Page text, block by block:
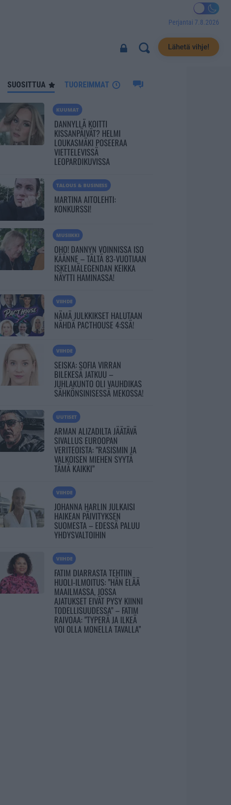
Perjantai 7.8.2026
Lähetä vihje!
SUOSITTUA TUOREIMMAT
KUUMAT
DANNYLLÄ KOITTI
KISSANPÄIVÄT? HELMI
LOUKASMÄKI POSEERAA
VIETTELEVISSÄ
LEOPARDIKUVISSA
TALOUS & BUSINESS
MARTINA AITOLEHTI:
KONKURSSI!
MUSIIKKI
OHO! DANNYN VOINNISSA ISO
KÄÄNNE – TÄLTÄ 83-VUOTIAAN
ISKELMÄLEGENDAN KEIKKA
NÄYTTI HAMINASSA!
VIIHDE
NÄMÄ JULKKIKSET HALUTAAN
NÄHDÄ PACTHOUSE 4:SSÄ!
VIIHDE
SEISKA: SOFIA VIRRAN
BILEKESÄ JATKUU –
JUHLAKUNTO OLI VAUHDIKAS
SÄHKÖNSINISESSÄ MEKOSSA!
UUTISET
ARMAN ALIZADILTA JÄÄTÄVÄ
SIVALLUS EUROOPAN
VERITEOISTA: ”RASISMIN JA
VALKOISEN MIEHEN SYYTÄ
TÄMÄ KAIKKI”
VIIHDE
JOHANNA HARLIN JULKAISI
HAIKEAN PÄIVITYKSEN
SUOMESTA – EDESSÄ PALUU
YHDYSVALTOIHIN
VIIHDE
FATIM DIARRASTA TEHTIIN
HUOLI-ILMOITUS: ”HÄN ELÄÄ
MAAILMASSA, JOSSA
AJATUKSET EIVÄT PYSY KIINNI
TODELLISUUDESSA” – FATIM
RAIVOAA: ”TYPERÄ JA ILKEÄ
VOI OLLA MONELLA TAVALLA”